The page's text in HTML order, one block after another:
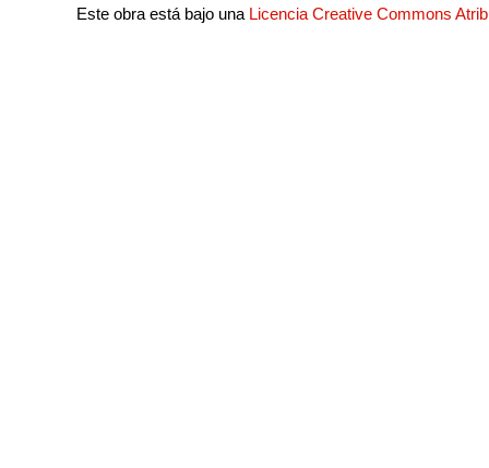
Este obra está bajo una Licencia Creative Commons